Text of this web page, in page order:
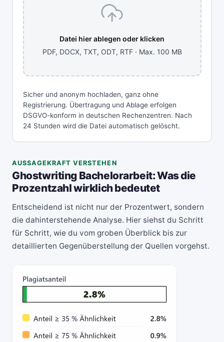
Datei hier ablegen oder klicken
PDF, DOCX, TXT, ODT, RTF · Max. 100 MB
Sicher und anonym hochladen, ganz ohne
Registrierung. Übertragung und Ablage erfolgen
DSGVO-konform in deutschen Rechenzentren. Nach
24 Stunden wird die Datei automatisch gelöscht.
AUSSAGEKRAFT VERSTEHEN
Ghostwriting Bachelorarbeit: Was die
Prozentzahl wirklich bedeutet
Entscheidend ist nicht nur der Prozentwert, sondern
die dahinterstehende Analyse. Hier siehst du Schritt
für Schritt, wie du vom groben Überblick bis zur
detaillierten Gegenüberstellung der Quellen vorgehst.